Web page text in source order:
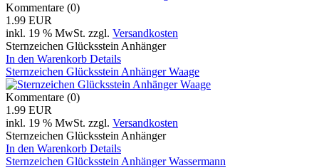
Kommentare (0)
1.99 EUR
inkl. 19 % MwSt. zzgl. Versandkosten
Sternzeichen Glücksstein Anhänger
In den Warenkorb Details
Sternzeichen Glücksstein Anhänger Waage
Kommentare (0)
1.99 EUR
inkl. 19 % MwSt. zzgl. Versandkosten
Sternzeichen Glücksstein Anhänger
In den Warenkorb Details
Sternzeichen Glücksstein Anhänger Wassermann